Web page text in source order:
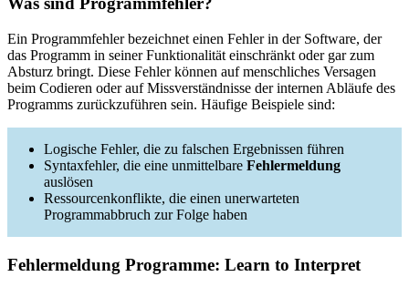
Ein Programmfehler bezeichnet einen Fehler in der Software, der
das Programm in seiner Funktionalität einschränkt oder gar zum
Absturz bringt. Diese Fehler können auf menschliches Versagen
beim Codieren oder auf Missverständnisse der internen Abläufe des
Programms zurückzuführen sein. Häufige Beispiele sind:
Logische Fehler, die zu falschen Ergebnissen führen
Syntaxfehler, die eine unmittelbare Fehlermeldung
auslösen
Ressourcenkonflikte, die einen unerwarteten
Programmabbruch zur Folge haben
Fehlermeldung Programme: Learn to Interpret